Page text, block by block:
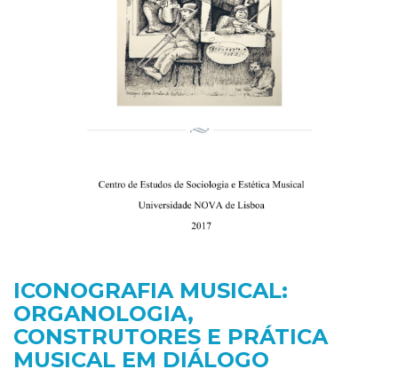
ICONOGRAFIA MUSICAL:
ORGANOLOGIA,
CONSTRUTORES E PRÁTICA
MUSICAL EM DIÁLOGO